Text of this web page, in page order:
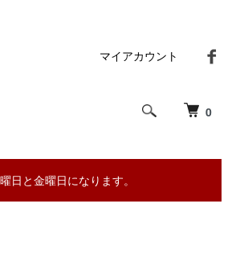
0
マイアカウント
と金曜日になります。